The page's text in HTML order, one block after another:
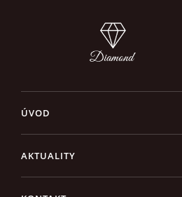
ÚVOD
AKTUALITY